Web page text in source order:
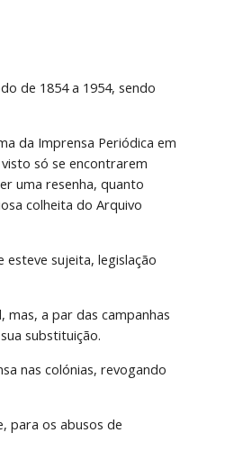
de 1854 a 1954, sendo
da Imprensa Periódica em
só se encontrarem
uma resenha, quanto
colheita do Arquivo
esteve sujeita, legislação
a par das campanhas
substituição.
nas colónias, revogando
para os abusos de